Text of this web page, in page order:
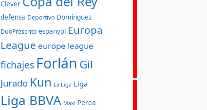
Clever
defensa Deportivo Dominguez
DuoPrescrito espanyol Europa
League europe league
fichajes Forlán Gil
Jurado Kun La Liga Liga
Liga BBVA Maxi Perea